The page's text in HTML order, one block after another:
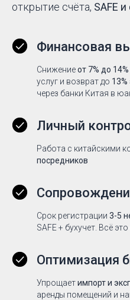
открытие счёта, SAFE
Финансовая
Снижениеот 7% до 14%
услуг и возврат до
через банки Китая в
Личный
Работа с китайскими
посредников
Срок регистрации 3-5
SAFE + бухучет. Всё
Оптимизация
Упрощаетимпорт и
аренды помещений и